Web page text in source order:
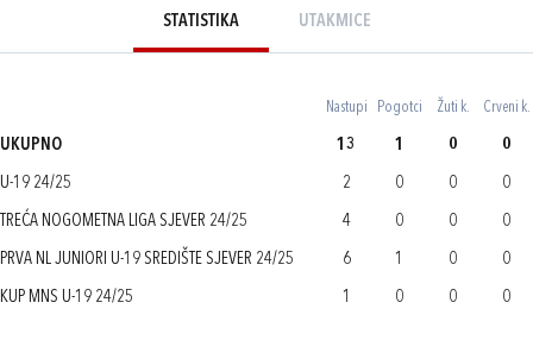
STATISTIKA UTAKMICE
Nastupi Pogotci Žuti k. Crveni k.
UKUPNO 13 1 0 0
U-19 24/25 2 0 0 0
TREĆA NOGOMETNA LIGA SJEVER 24/25 4 0 0 0
PRVA NL JUNIORI U-19 SREDIŠTE SJEVER 24/25 6 1 0 0
KUP MNS U-19 24/25 1 0 0 0